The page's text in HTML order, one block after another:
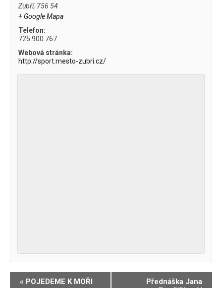
Zubří, 756 54
+ Google Mapa
Telefon:
725 900 767
Webová stránka:
http://sport.mesto-zubri.cz/
Navigace
« POJEDEME K MOŘI
Přednáška Jana